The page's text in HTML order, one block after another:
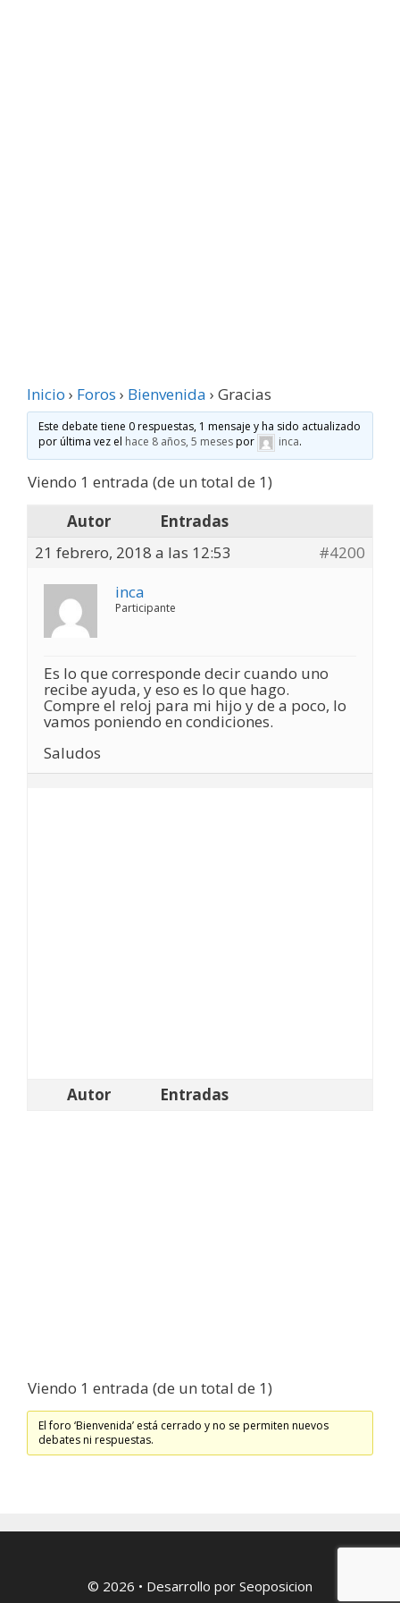
Inicio › Foros › Bienvenida › Gracias
Este debate tiene 0 respuestas, 1 mensaje y ha sido actualizado
por última vez el hace 8 años, 5 mesespor inca.
Viendo 1 entrada (de un total de 1)
Autor
Entradas
21 febrero, 2018 a las 12:53
#4200
inca
Participante
Es lo que corresponde decir cuando uno
recibe ayuda, y eso es lo que hago.
Compre el reloj para mi hijo y de a poco, lo
vamos poniendo en condiciones.
Saludos
Autor Entradas
Viendo 1 entrada (de un total de 1)
El foro ‘Bienvenida’ está cerrado y no se permiten nuevos
debates ni respuestas.
© 2026 • Desarrollo por Seoposicion